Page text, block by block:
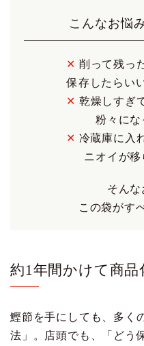
こんなお悩
✕ 削って残っ
保存したらい
✕ 乾燥しすぎ
粉々に
✕ 冷蔵庫に入
ニオイが
そんな
この袋がす
約1年間かけて商品
鰹節を手にしても、多く
法」。店頭でも、「どう